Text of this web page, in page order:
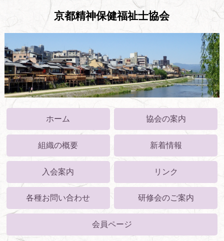
京都精神保健福祉士協会
ホーム 協会の案内
組織の概要 新着情報
入会案内 リンク
各種お問い合わせ 研修会のご案内
会員ページ